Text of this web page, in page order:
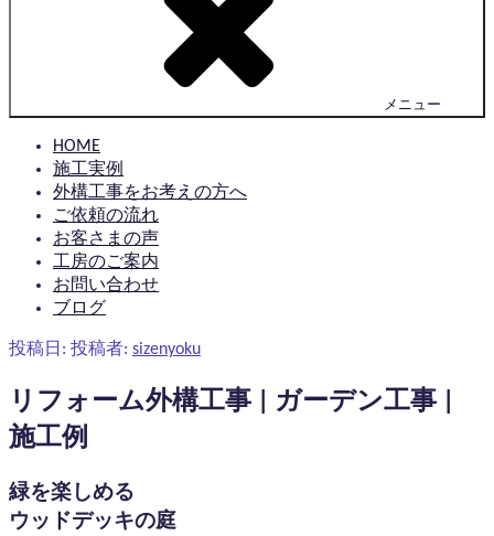
メニュー
HOME
施工実例
外構工事をお考えの方へ
ご依頼の流れ
お客さまの声
工房のご案内
お問い合わせ
ブログ
投稿日: 投稿者: sizenyoku
リフォーム外構工事 | ガーデン工事 |
施工例
緑を楽しめる
ウッドデッキの庭